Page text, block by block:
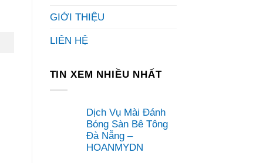
GIỚI THIỆU
LIÊN HỆ
TIN XEM NHIỀU NHẤT
Dịch Vụ Mài Đánh
Bóng Sàn Bê Tông
Đà Nẵng –
HOANMYDN